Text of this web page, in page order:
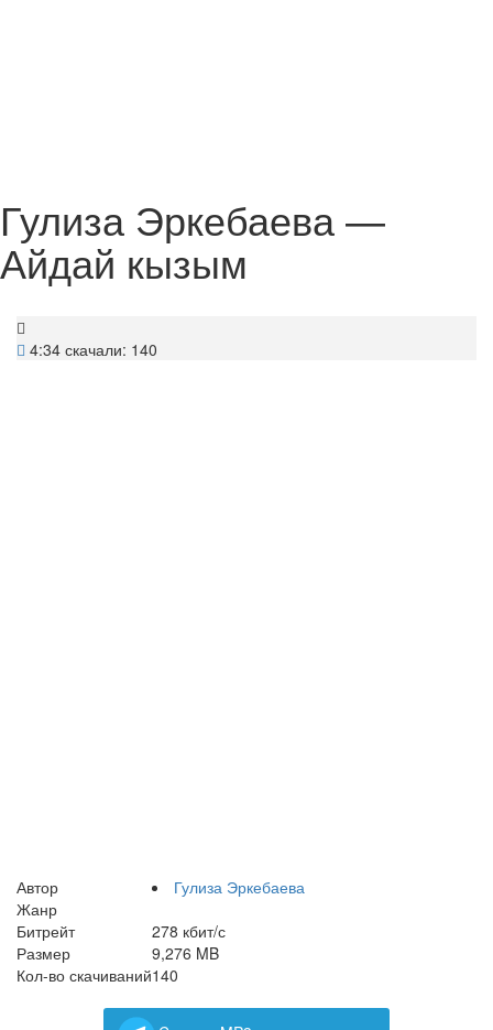
Гулиза Эркебаева —
Айдай кызым
4:34 скачали: 140
Автор
Гулиза Эркебаева
Жанр
Битрейт
278 кбит/с
Размер
9,276 MB
Кол-во скачиваний140